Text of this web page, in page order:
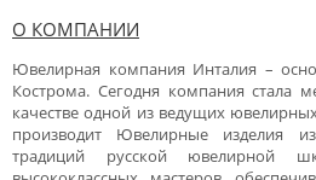
О КОМПАНИИ
Ювелирная компания Инталия –
Кострома. Сегодня компания стала
качестве одной из ведущих
производит Ювелирные изделия
традиций русской ювелирной